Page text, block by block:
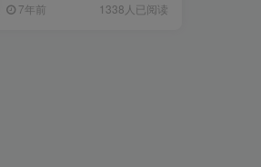
7年前 1338人已阅读